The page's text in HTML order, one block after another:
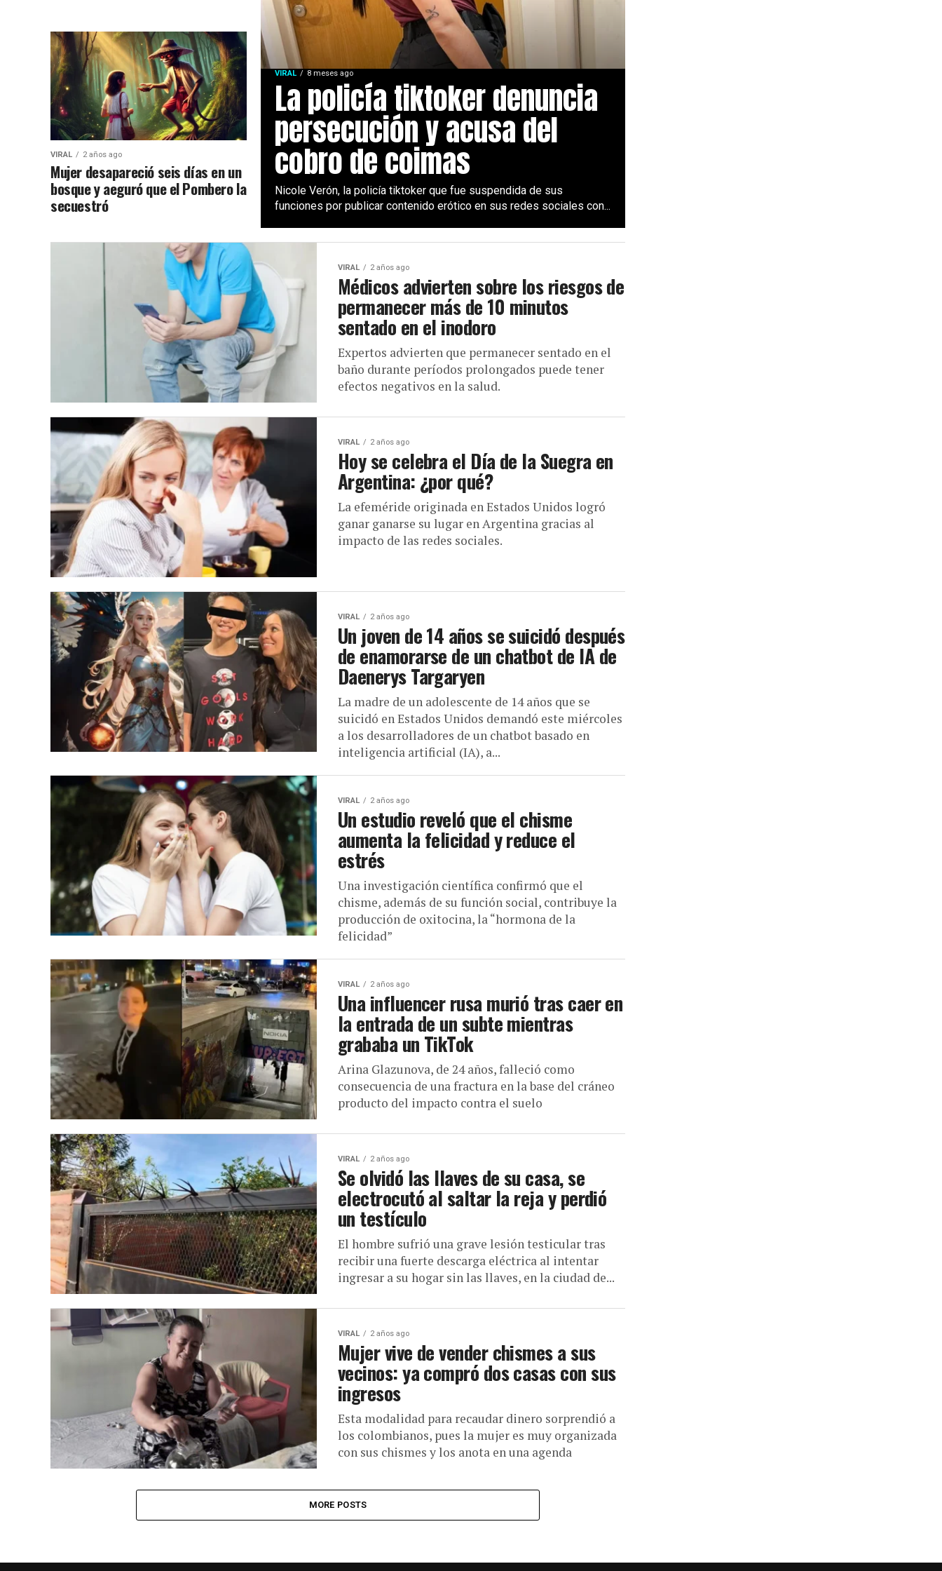
VIRAL 8 meses ago
La policía tiktoker denuncia
persecución y acusa del
cobro de coimas
Nicole Verón, la policía tiktoker que fue suspendida de sus
funciones por publicar contenido erótico en sus redes sociales con...
VIRAL 2 años ago
Mujer desapareció seis días en un
bosque y aeguró que el Pombero la
secuestró
VIRAL 2 años ago
Médicos advierten sobre los riesgos de
permanecer más de 10 minutos
sentado en el inodoro
Expertos advierten que permanecer sentado en el
baño durante períodos prolongados puede tener
efectos negativos en la salud.
VIRAL 2 años ago
Hoy se celebra el Día de la Suegra en
Argentina: ¿por qué?
La efeméride originada en Estados Unidos logró
ganar ganarse su lugar en Argentina gracias al
impacto de las redes sociales.
VIRAL 2 años ago
Un joven de 14 años se suicidó después
de enamorarse de un chatbot de IA de
Daenerys Targaryen
La madre de un adolescente de 14 años que se
suicidó en Estados Unidos demandó este miércoles
a los desarrolladores de un chatbot basado en
inteligencia artificial (IA), a...
VIRAL 2 años ago
Un estudio reveló que el chisme
aumenta la felicidad y reduce el
estrés
Una investigación científica confirmó que el
chisme, además de su función social, contribuye la
producción de oxitocina, la “hormona de la
felicidad”
VIRAL 2 años ago
Una influencer rusa murió tras caer en
la entrada de un subte mientras
grababa un TikTok
Arina Glazunova, de 24 años, falleció como
consecuencia de una fractura en la base del cráneo
producto del impacto contra el suelo
VIRAL 2 años ago
Se olvidó las llaves de su casa, se
electrocutó al saltar la reja y perdió
un testículo
El hombre sufrió una grave lesión testicular tras
recibir una fuerte descarga eléctrica al intentar
ingresar a su hogar sin las llaves, en la ciudad de...
VIRAL 2 años ago
Mujer vive de vender chismes a sus
vecinos: ya compró dos casas con sus
ingresos
Esta modalidad para recaudar dinero sorprendió a
los colombianos, pues la mujer es muy organizada
con sus chismes y los anota en una agenda
MORE POSTS